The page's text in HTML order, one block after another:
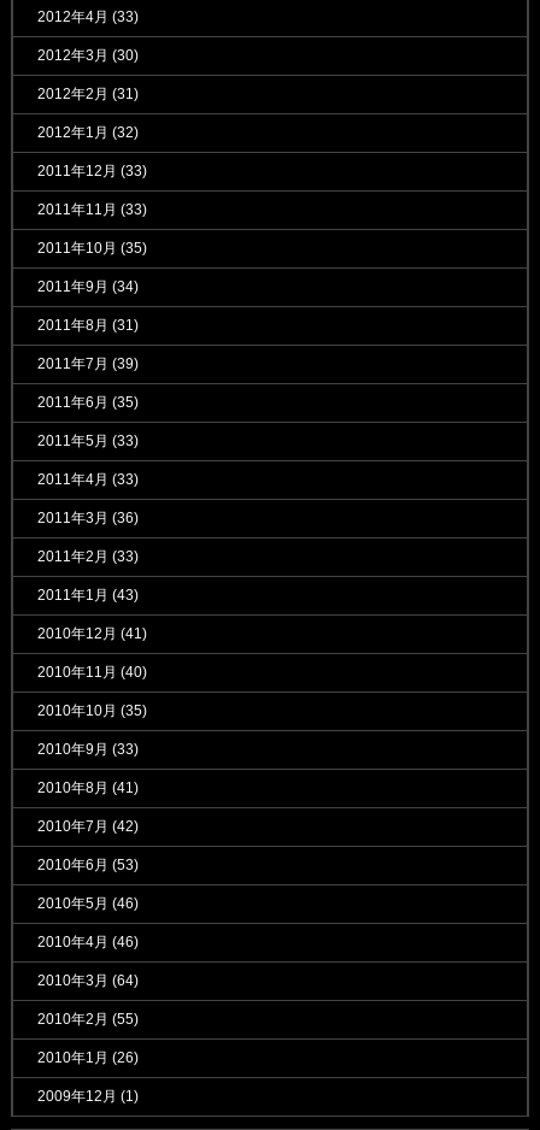
2012年4月 (33)
2012年3月 (30)
2012年2月 (31)
2012年1月 (32)
2011年12月 (33)
2011年11月 (33)
2011年10月 (35)
2011年9月 (34)
2011年8月 (31)
2011年7月 (39)
2011年6月 (35)
2011年5月 (33)
2011年4月 (33)
2011年3月 (36)
2011年2月 (33)
2011年1月 (43)
2010年12月 (41)
2010年11月 (40)
2010年10月 (35)
2010年9月 (33)
2010年8月 (41)
2010年7月 (42)
2010年6月 (53)
2010年5月 (46)
2010年4月 (46)
2010年3月 (64)
2010年2月 (55)
2010年1月 (26)
2009年12月 (1)